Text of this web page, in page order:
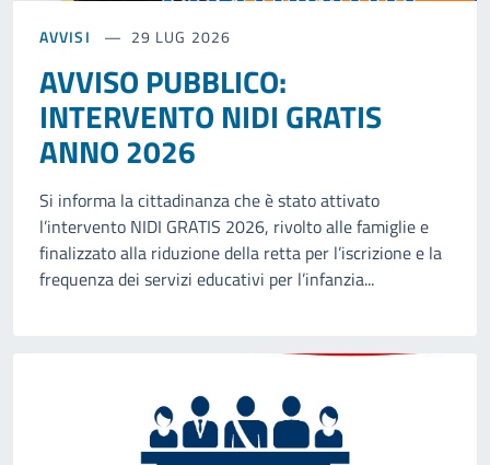
AVVISI 29 LUG 2026
AVVISO PUBBLICO:
INTERVENTO NIDI GRATIS
ANNO 2026
Si informa la cittadinanza che è stato attivato
l’intervento NIDI GRATIS 2026, rivolto alle famiglie e
finalizzato alla riduzione della retta per l’iscrizione e la
frequenza dei servizi educativi per l’infanzia...